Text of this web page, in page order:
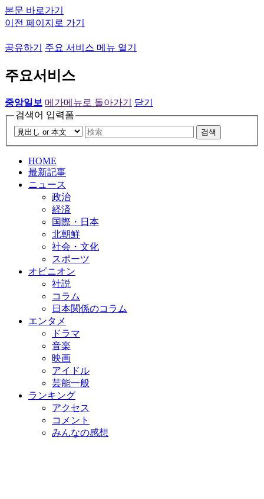
본문 바로가기
이전 페이지로 가기
공유하기 주요 서비스 메뉴 열기
주요서비스
중앙일보 메가메뉴로 돌아가기
닫기
검색어 입력폼
검색
HOME
最新記事
ニュース
政治
経済
国際・日本
北朝鮮
社会・文化
スポーツ
オピニオン
社説
コラム
日本関係のコラム
エンタメ
ドラマ
音楽
映画
アイドル
芸能一般
ランキング
アクセス
コメント
みんなの感想